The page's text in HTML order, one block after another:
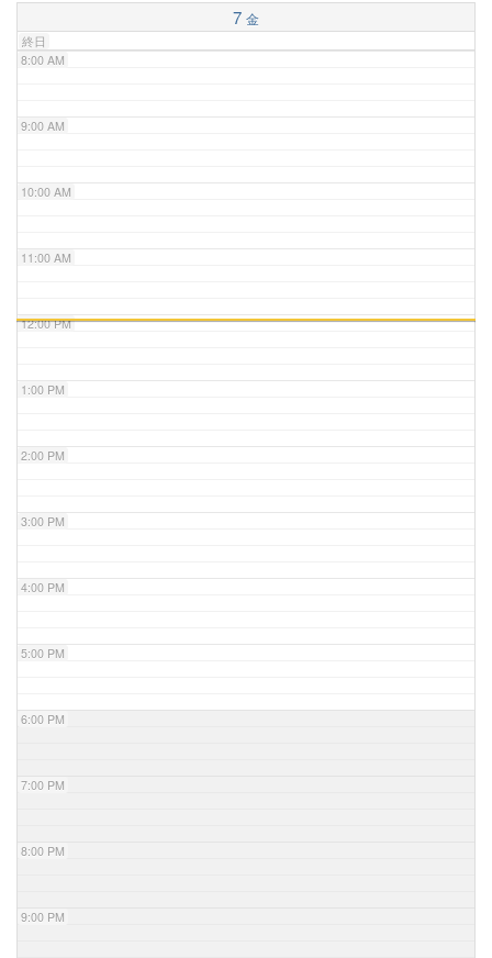
7 金
終日
8:00 AM
9:00 AM
10:00 AM
11:00 AM
12:00 PM
1:00 PM
2:00 PM
3:00 PM
4:00 PM
5:00 PM
6:00 PM
7:00 PM
8:00 PM
9:00 PM